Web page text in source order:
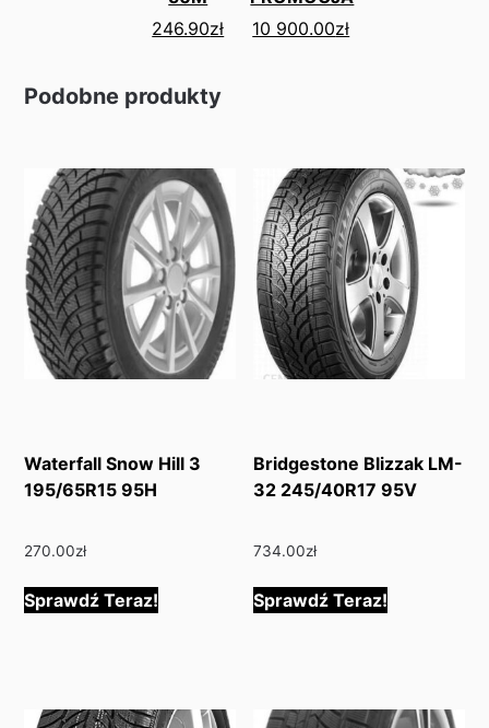
246.90zł
10 900.00zł
Podobne produkty
Waterfall Snow Hill 3
195/65R15 95H
270.00zł
Sprawdź Teraz!
Bridgestone Blizzak LM-
32 245/40R17 95V
734.00zł
Sprawdź Teraz!